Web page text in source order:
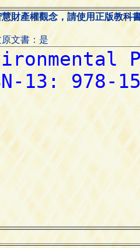
財產權觀念，請使用正版教科
文書：是